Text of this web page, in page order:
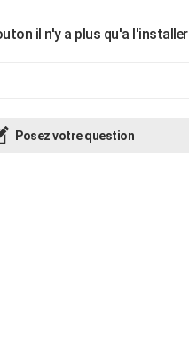
il n'y a plus qu'a l'installer
Posez votre question